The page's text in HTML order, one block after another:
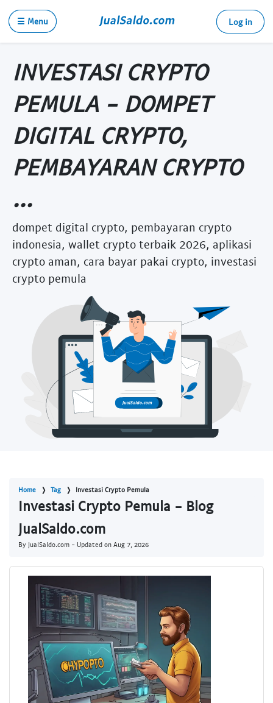
☰ Menu Log in
INVESTASI CRYPTO
PEMULA - DOMPET
DIGITAL CRYPTO,
PEMBAYARAN CRYPTO
...
dompet digital crypto, pembayaran crypto
indonesia, wallet crypto terbaik 2026, aplikasi
crypto aman, cara bayar pakai crypto, investasi
crypto pemula
Home Tag Investasi Crypto Pemula
Investasi Crypto Pemula - Blog
JualSaldo.com
By JualSaldo.com - Updated on Aug 7, 2026